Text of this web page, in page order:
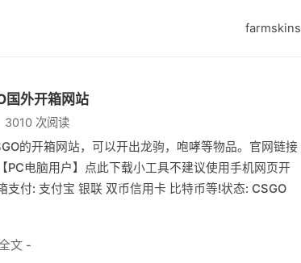
farmskins
外开箱网站
3010 次阅读
的开箱网站，可以开出龙驹，咆哮等物品。官网链接
电脑用户】点此下载小工具不建议使用手机网页开
付: 支付宝 银联 双币信用卡 比特币等!状态: CSGO
文 -